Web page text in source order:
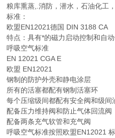
粮库熏蒸,.消防，潜水，石油化工
标准：
欧盟EN12021德国 DIN 3188 CA
特点：具有*的磁力启动控制和自
呼吸空气标准
EN 12021 CGA E
欧盟 EN12021
钢制的防护外壳和静电涂层
所有的活塞都配有钢制活塞环
每个压缩级间都配有安全阀和级间
配备压力维持阀和防止气体回流阀
配备两条充气软管和充气阀
呼吸空气标准按照欧盟EN12021